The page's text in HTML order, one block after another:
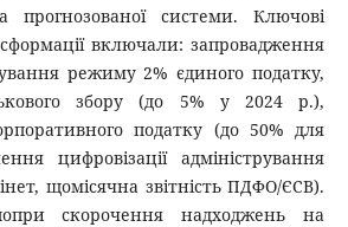
прогнозованої системи. Ключові
включали: запровадження
режиму 2% єдиного податку,
збору (до 5% у 2024 р.),
податку (до 50% для
цифровізації адміністрування
щомісячна звітність ПДФО/ЄСВ).
скорочення надходжень на